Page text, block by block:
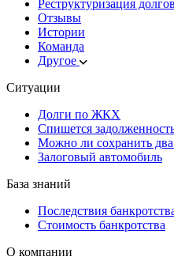
Реструктуризация долгов
Отзывы
Истории
Команда
Другое
Ситуации
Долги по ЖКХ
Спишется
Можно ли сохранить
Залоговый автомобиль
База знаний
Последствия
Стоимость банкротства
О компании